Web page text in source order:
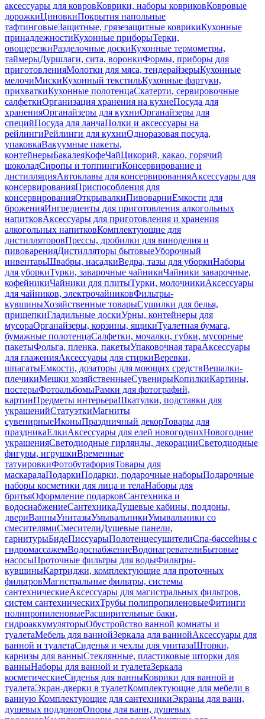
аксессуары для ковровКоврики, наборы ковриковКовровые
дорожкиЦиновкиПокрытия напольные
тафтинговыеЗащитные, грязезащитные коврикиКухонные
принадлежностиКухонные приборыТерки,
овощерезкиРазделочные доскиКухонные термометры,
таймерыДуршлаги, сита, воронкиФормы, приборы для
приготовленияМолотки для мяса, тендерайзерыКухонные
мелочиМискиКухонный текстильКухонные фартуки,
прихваткиКухонные полотенцаСкатерти, сервировочные
салфеткиОрганизация хранения на кухнеПосуда для
храненияОрганайзеры для кухниОрганайзеры для
специйПосуда для ланчаПолки и аксессуары на
рейлингиРейлинги для кухниОдноразовая посуда,
упаковкаВакуумные пакеты,
контейнерыБакалеяКофеЧайЦикорий, какао, горячий
шоколадСиропы и топпингиКонсервирование и
дистилляцияАвтоклавы для консервированияАксессуары для
консервированияПриспособления для
консервированияОткрывалкиПивоварниЕмкости для
броженияИнгредиенты для приготовления алкогольных
напитковАксессуары для приготовления и хранения
алкогольных напитковКомплектующие для
дистилляторовПрессы, дробилки для виноделия и
пивоваренияДистилляторы бытовыеУборочный
инвентарьШвабры, насадкиВедра, тазы для уборкиНаборы
для уборкиТурки, заварочные чайникиЧайники заварочные,
кофейникиЧайники для плитыТурки, молочникиАксессуары
для чайников, электрочайниковФильтры-
кувшиныХозяйственные товарыСушилки для белья,
прищепкиГладильные доскиУрны, контейнеры для
мусораОрганайзеры, корзины, ящикиТуалетная бумага,
бумажные полотенцаСалфетки, мочалки, губки, мусорные
пакетыФольга, пленка, пакетыУпаковочная тараАксессуары
для глаженияАксессуары для стиркиВеревки,
шпагатыЕмкости, дозаторы для моющих средствВешалки-
плечикиМешки хозяйственныеСувенирыКопилкиКартины,
постерыФотоальбомыРамки для фотографий,
картинПредметы интерьераШкатулки, подставки для
украшенийСтатуэткиМагниты
сувенирныеИконыПраздничный декорТовары для
праздникаЕлкиАксессуары для елей новогоднихНовогодние
украшенияСветодиодные гирлянды, декорацииСветодиодные
фигуры, игрушкиВременные
татуировкиФотобутафорияТовары для
маскарадаПодаркиПодарки, подарочные наборыПодарочные
наборы косметики для лица и телаНаборы для
бритьяОформление подарковСантехника и
водоснабжениеСантехникаДушевые кабины, поддоны,
двериВанныУнитазыУмывальникиУмывальники со
смесителямиСмесителиДушевые панели,
гарнитурыБидеПиссуарыПолотенцесушителиСпа-бассейны с
гидромассажемВодоснабжениеВодонагревателиБытовые
насосыПроточные фильтры для водыФильтры-
кувшиныКартриджи, комплектующие для проточных
фильтровМагистральные фильтры, системы
сантехническиеАксессуары для магистральных фильтров,
систем сантехническихТрубы полипропиленовыеФитинги
полипропиленовыеРасширительные баки,
гидроаккумуляторыОбустройство ванной комнаты и
туалетаМебель для ваннойЗеркала для ваннойАксессуары для
ванной и туалетаСиденья и чехлы для унитазаШторки,
карнизы для ванныСтеклянные, пластиковые шторки для
ванныНаборы для ванной и туалетаЗеркала
косметическиеСиденья для ванныКоврики для ванной и
туалетаЭкран-дверки в туалетКомплектующие для мебели в
ванную Комплектующие для сантехникиЭкраны для ванн,
душевых поддоновОпоры для ванн, душевых